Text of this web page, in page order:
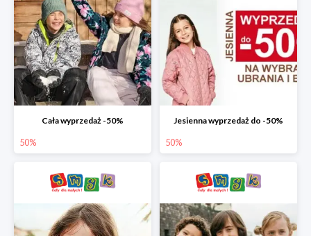
Cała wyprzedaż -50%
50%
Jesienna wyprzedaż do -50%
50%